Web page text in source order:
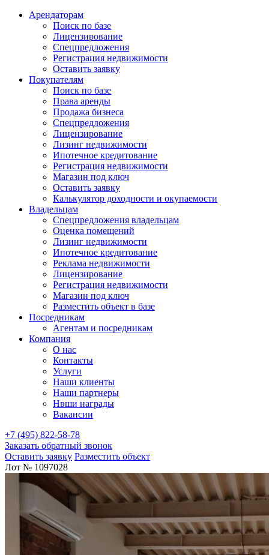
Арендаторам
Поиск по базе
Лицензирование
Спецпредложения
Регистрация недвижимости
Оставить заявку
Покупателям
Поиск по базе
Права аренды
Продажа бизнеса
Спецпредложения
Лицензирование
Лизинг недвижимости
Ипотечное кредитование
Регистрация недвижимости
Магазин под ключ
Оставить заявку
Калькулятор доходности и окупаемости
Владельцам
Спецпредложения владельцам
Оценка помещений
Лизинг недвижимости
Ипотечное кредитование
Реклама недвижимости
Лицензирование
Регистрация недвижимости
Магазин под ключ
Разместить объект в базе
Посредникам
Агентам и посредникам
Компания
О нас
Контакты
Услуги
Наши клиенты
Наши партнеры
Нвши награды
Вакансии
+7 (495) 822-58-78
Заказать обратный звонок
Оставить заявку Разместить объект
Лот № 1097028